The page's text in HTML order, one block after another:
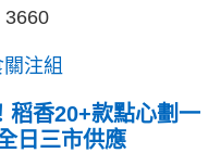
3660
注組
稻香20+款點心劃一
日三市供應